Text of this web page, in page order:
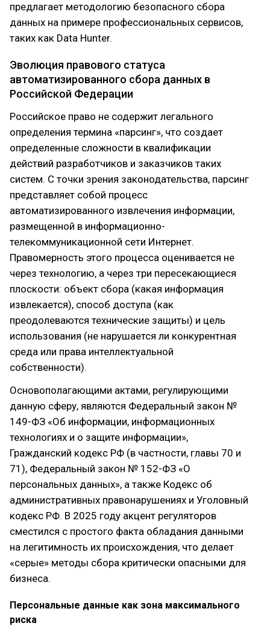
предлагает методологию безопасного сбора
данных на примере профессиональных сервисов,
таких как Data Hunter.
Эволюция правового статуса
автоматизированного сбора данных в
Российской Федерации
Российское право не содержит легального
определения термина «парсинг», что создает
определенные сложности в квалификации
действий разработчиков и заказчиков таких
систем. С точки зрения законодательства, парсинг
представляет собой процесс
автоматизированного извлечения информации,
размещенной в информационно-
телекоммуникационной сети Интернет.
Правомерность этого процесса оценивается не
через технологию, а через три пересекающиеся
плоскости: объект сбора (какая информация
извлекается), способ доступа (как
преодолеваются технические защиты) и цель
использования (не нарушается ли конкурентная
среда или права интеллектуальной
собственности).
Основополагающими актами, регулирующими
данную сферу, являются Федеральный закон №
149-ФЗ «Об информации, информационных
технологиях и о защите информации»,
Гражданский кодекс РФ (в частности, главы 70 и
71), Федеральный закон № 152-ФЗ «О
персональных данных», а также Кодекс об
административных правонарушениях и Уголовный
кодекс РФ. В 2025 году акцент регуляторов
сместился с простого факта обладания данными
на легитимность их происхождения, что делает
«серые» методы сбора критически опасными для
бизнеса.
Персональные данные как зона максимального
риска